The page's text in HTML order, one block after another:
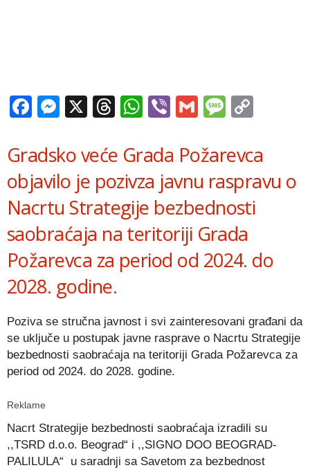
Facebook
Messenger
X Threads
WhatsApp
ViberGmail
Gradsko veće Grada Požarevca
objavilo je pozivza javnu raspravu o
Nacrtu Strategije bezbednosti
saobraćaja na teritoriji Grada
Požarevca za period od 2024. do
2028. godine.
Poziva se stručna javnost i svi zainteresovani građani da
se uključe u postupak javne rasprave o Nacrtu Strategije
bezbednosti saobraćaja na teritoriji Grada Požarevca za
period od 2024. do 2028. godine.
Reklame
Nacrt Strategije bezbednosti saobraćaja izradili su
,,TSRD d.o.o. Beograd“ i ,,SIGNO DOO BEOGRAD-
PALILULA“ u saradnji sa Savetom za bezbednost